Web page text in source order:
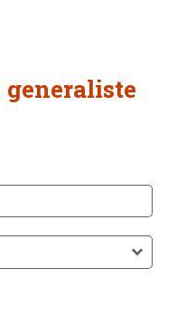
generaliste